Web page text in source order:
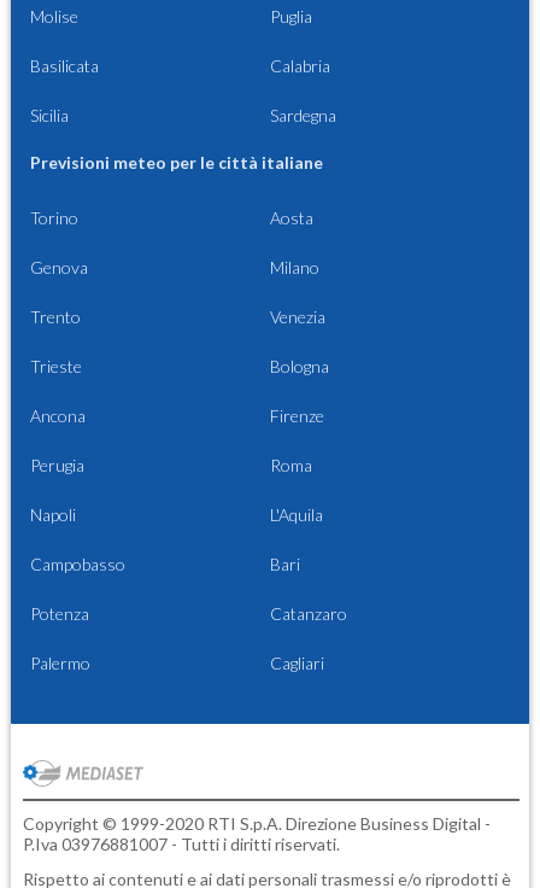
Molise Puglia
Basilicata Calabria
Sicilia Sardegna
Previsioni meteo per le città italiane
Torino Aosta
Genova Milano
Trento Venezia
Trieste Bologna
Ancona Firenze
Perugia Roma
Napoli L'Aquila
Campobasso Bari
Potenza Catanzaro
Palermo Cagliari
Copyright © 1999-2020 RTI S.p.A. Direzione Business Digital -
P.Iva 03976881007 - Tutti i diritti riservati.
Rispetto ai contenuti e ai dati personali trasmessi e/o riprodotti è